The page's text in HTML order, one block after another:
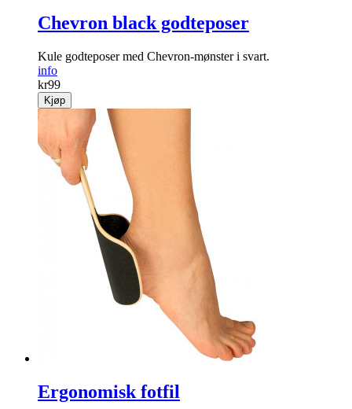
Chevron black godteposer
Kule godteposer med Chevron-mønster i svart.
info
kr99
Kjøp
Ergonomisk fotfil